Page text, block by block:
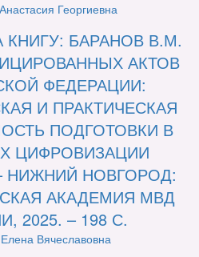
Георгиевна
КНИГУ: БАРАНОВ В.М.
АКТОВ
ФЕДЕРАЦИИ:
И ПРАКТИЧЕСКАЯ
ПОДГОТОВКИ В
ЦИФРОВИЗАЦИИ
НИЖНИЙ НОВГОРОД:
АКАДЕМИЯ МВД
2025. – 198 С.
Вячеславовна